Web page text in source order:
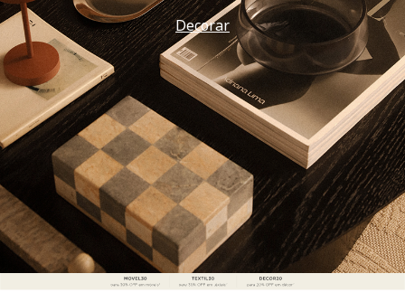
Decorar